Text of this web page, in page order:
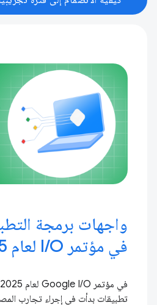
واجهات برمجة
في مؤتمر I / O لعام 2025
تطبيقات بدأت في إجراء تجارب